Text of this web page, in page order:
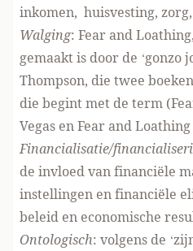
inkomen, huisvesting,
Walging: Fear and
gemaakt is door de ‘gonzo
Thompson, die twee
die begint met de term
Vegas en Fear and
Financialisatie/
de invloed van financiële
instellingen en financiële
beleid en economische
Ontologisch: volgens de